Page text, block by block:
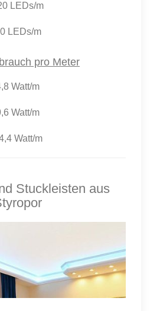
LEDs/m
LEDs/m
pro Meter
Watt/m
Watt/m
Watt/m
Stuckleisten aus